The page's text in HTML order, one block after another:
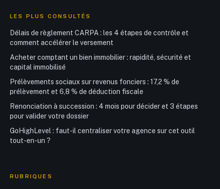
LES PLUS CONSULTÉS
Délais de règlement CARPA : les 4 étapes de contrôle et
comment accélérer le versement
Acheter comptant un bien immobilier : rapidité, sécurité et
capital immobilisé
Prélèvements sociaux sur revenus fonciers : 17,2 % de
prélèvement et 6,8 % de déduction fiscale
Renonciation à succession : 4 mois pour décider et 3 étapes
pour valider votre dossier
GoHighLevel : faut-il centraliser votre agence sur cet outil
tout-en-un ?
RUBRIQUES